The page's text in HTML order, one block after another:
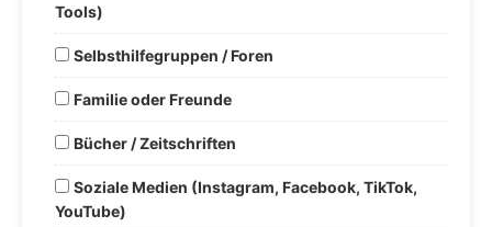
Tools)
Selbsthilfegruppen / Foren
Familie oder Freunde
Bücher / Zeitschriften
Soziale Medien (Instagram, Facebook, TikTok,
YouTube)